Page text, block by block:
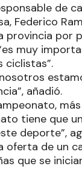
de
Federico
provincia por
muy
ciclistas”.
añadió.
tiene que
deporte”,
oferta de un
que se